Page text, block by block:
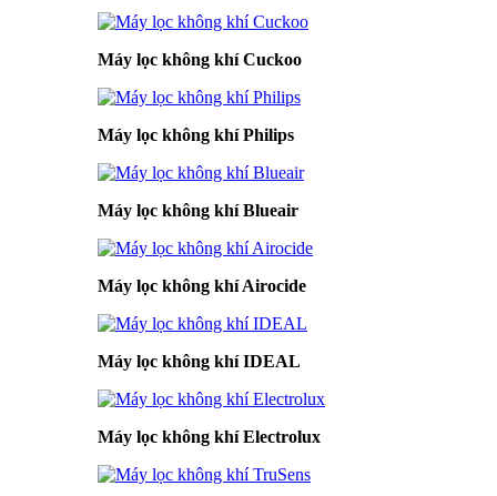
Máy lọc không khí Cuckoo
Máy lọc không khí Philips
Máy lọc không khí Blueair
Máy lọc không khí Airocide
Máy lọc không khí IDEAL
Máy lọc không khí Electrolux